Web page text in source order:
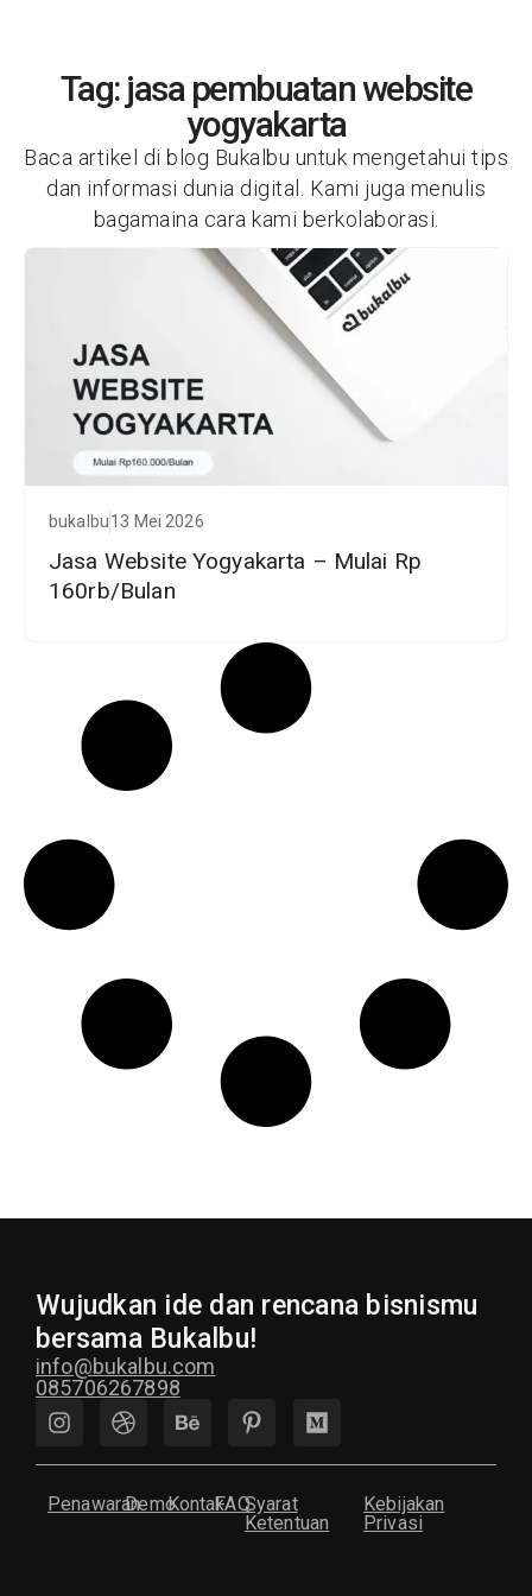
Tag: jasa pembuatan website
yogyakarta
Baca artikel di blog Bukalbu untuk mengetahui tips
dan informasi dunia digital. Kami juga menulis
bagamaina cara kami berkolaborasi.
bukalbu13 Mei 2026
Jasa Website Yogyakarta – Mulai Rp
160rb/Bulan
Wujudkan ide dan rencana bisnismu
bersama Bukalbu!
info@bukalbu.com
085706267898
PenawaranDemoKontakFAQSyarat
Ketentuan
Kebijakan
Privasi